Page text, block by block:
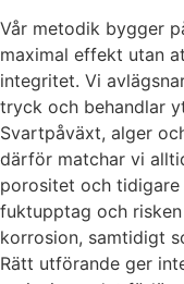
Vår metodik bygger
maximal effekt utan
integritet. Vi
tryck och behandlar
Svartpåväxt, alger
därför matchar vi
porositet och tidigare
fuktupptag och
korrosion, samtidigt
Rätt utförande ger